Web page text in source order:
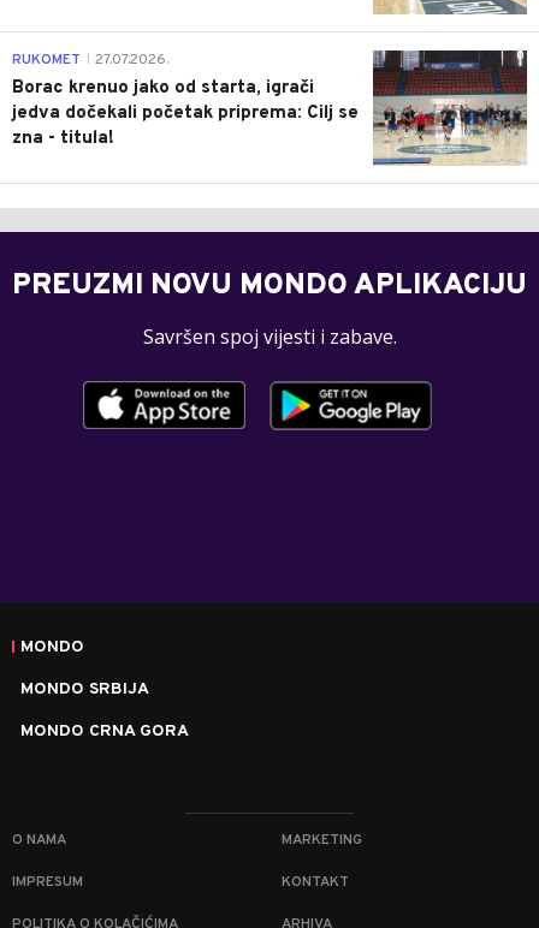
0
RUKOMET 27.07.2026.
Borac krenuo jako od starta, igrači
jedva dočekali početak priprema: Cilj se
zna - titula!
PREUZMI NOVU MONDO APLIKACIJU
Savršen spoj vijesti i zabave.
MONDO
MONDO SRBIJA
MONDO CRNA GORA
O NAMA MARKETING
IMPRESUM KONTAKT